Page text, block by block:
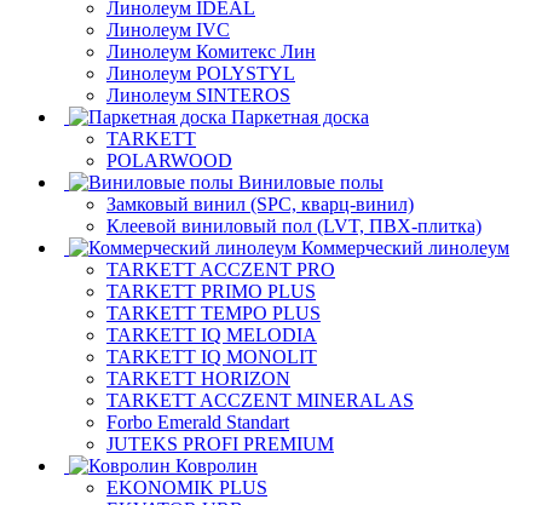
Линолеум IDEAL
Линолеум IVC
Линолеум Комитекс Лин
Линолеум POLYSTYL
Линолеум SINTEROS
Паркетная доска
TARKETT
POLARWOOD
Виниловые полы
Замковый винил (SPC, кварц-винил)
Клеевой виниловый пол (LVT, ПВХ-плитка)
Коммерческий линолеум
TARKETT ACCZENT PRO
TARKETT PRIMO PLUS
TARKETT TEMPO PLUS
TARKETT IQ MELODIA
TARKETT IQ MONOLIT
TARKETT HORIZON
TARKETT ACCZENT MINERAL AS
Forbo Emerald Standart
JUTEKS PROFI PREMIUM
Ковролин
EKONOMIK PLUS